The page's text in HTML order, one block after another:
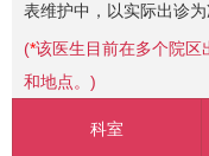
表维护中，以实际出诊为
(*该医生目前在多个院区
和地点。)
科室